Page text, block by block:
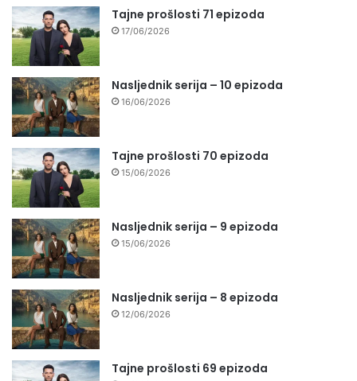
Tajne prošlosti 71 epizoda
17/06/2026
Nasljednik serija – 10 epizoda
16/06/2026
Tajne prošlosti 70 epizoda
15/06/2026
Nasljednik serija – 9 epizoda
15/06/2026
Nasljednik serija – 8 epizoda
12/06/2026
Tajne prošlosti 69 epizoda